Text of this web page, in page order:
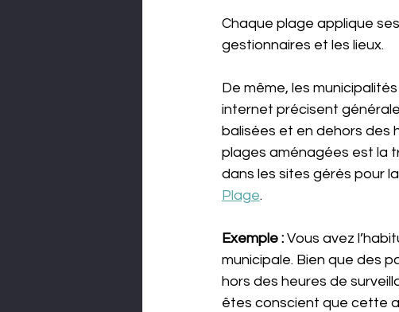
Chaque plage applique
gestionnaires et les lieux.
De même, les
internet précisent
balisées et en dehors des
plages aménagées est la
dans les sites gérés pour
Plage.
Exemple : Vous avez
municipale. Bien que des
hors des heures de
êtes conscient que cette